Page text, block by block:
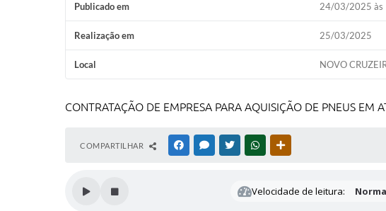
Publicado em 24/03/2025 às
Realização em 25/03/2025
Local NOVO
CONTRATAÇÃO DE EMPRESA PARA AQUISIÇÃO DE PNEUS EM
COMPARTILHAR FACEBOOKMESSENGER
TWITTERWHATSAPP
Velocidade de leitura: